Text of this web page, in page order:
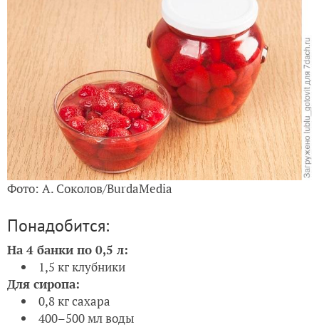
Фото: А. Соколов/BurdaMedia
Понадобится:
На 4 банки по 0,5 л:
1,5 кг клубники
Для сиропа:
0,8 кг сахара
400–500 мл воды